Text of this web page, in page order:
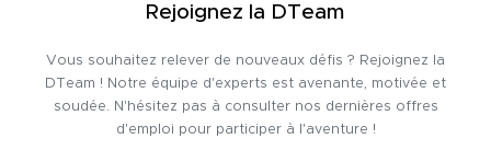
Rejoignez la DTeam
Vous souhaitez relever de nouveaux défis ? Rejoignez la
DTeam ! Notre équipe d'experts est avenante, motivée et
soudée. N'hésitez pas à consulter nos dernières offres
d'emploi pour participer à l'aventure !